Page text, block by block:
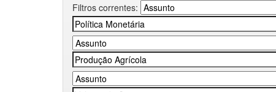
Filtros correntes: